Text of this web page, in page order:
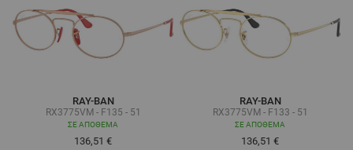
RAY-BAN
RX3775VM - F135 - 51
ΣΕ ΑΠΌΘΕΜΑ
136,51 €
RAY-BAN
RX3775VM - F133 - 51
ΣΕ ΑΠΌΘΕΜΑ
136,51 €